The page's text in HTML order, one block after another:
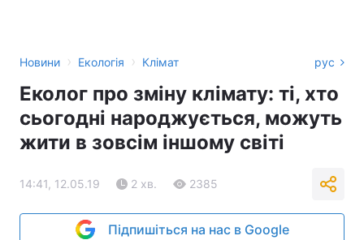
Новини › Екологія › Клімат рус
Еколог про зміну клімату: ті, хто
сьогодні народжується, можуть
жити в зовсім іншому світі
14:41, 12.05.19 2 хв. 2385
Підпишіться на нас в Google